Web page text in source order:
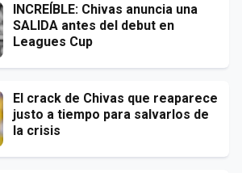
INCREÍBLE: Chivas anuncia una
SALIDA antes del debut en
Leagues Cup
El crack de Chivas que reaparece
justo a tiempo para salvarlos de
la crisis